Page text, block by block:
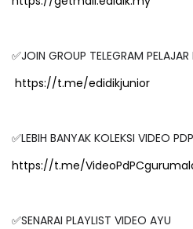
✅JOIN GROUP TELEGRAM
https://t.me/edidikjunior
✅LEBIH BANYAK KOLEKSI VIDEO
https://t.me/
✅SENARAI PLAYLIST VIDEO AYU